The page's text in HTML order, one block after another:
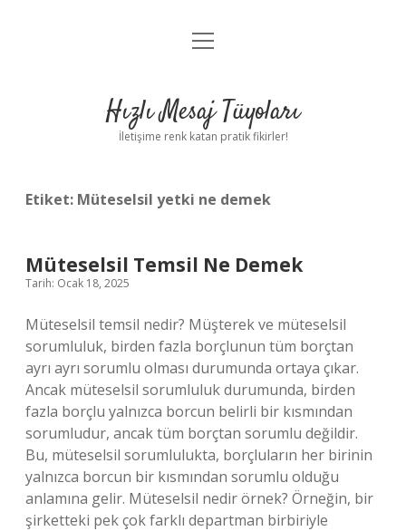
Anasayfa
Yasal Uyarı
menüyü
Hızlı Mesaj Tüyoları
İletişime renk katan pratik fikirler!
Etiket: Müteselsil yetki ne demek
Müteselsil Temsil Ne Demek
Tarih: Ocak 18, 2025
Müteselsil temsil nedir? Müşterek ve müteselsil
sorumluluk, birden fazla borçlunun tüm borçtan
ayrı ayrı sorumlu olması durumunda ortaya çıkar.
Ancak müteselsil sorumluluk durumunda, birden
fazla borçlu yalnızca borcun belirli bir kısmından
sorumludur, ancak tüm borçtan sorumlu değildir.
Bu, müteselsil sorumlulukta, borçluların her birinin
yalnızca borcun bir kısmından sorumlu olduğu
anlamına gelir. Müteselsil nedir örnek? Örneğin, bir
şirketteki pek çok farklı departman birbiriyle